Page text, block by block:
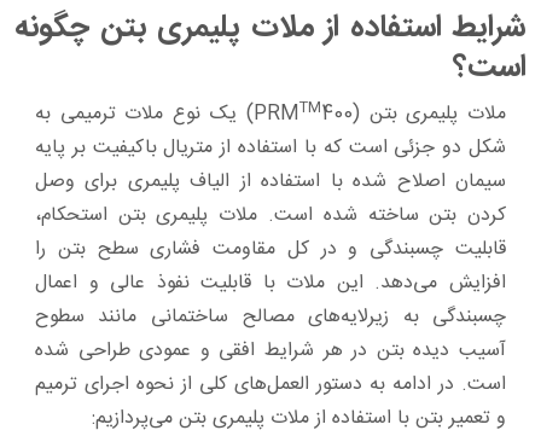
شرایط استفاده از ملات پلیمری بتن چگونه
است؟
ملات پلیمری بتن (PRM TM
400) یک نوع ملات ترمیمی به
شکل دو جزئی است که با استفاده از متریال باکیفیت بر پایه
سیمان اصلاح ‌شده با استفاده از الیاف پلیمری برای وصل
کردن بتن ساخته شده‌ است. ملات پلیمری بتن استحکام،
قابلیت چسبندگی و در کل مقاومت فشاری سطح بتن را
افزایش می‌دهد. این ملات با قابلیت نفوذ عالی و اعمال
چسبندگی به زیرلایه‌های مصالح ساختمانی مانند سطوح
آسیب‌ دیده بتن در هر شرایط افقی و عمودی طراحی شده
‌است. در ادامه به دستور العمل‌های کلی از نحوه اجرای ترمیم
و تعمیر بتن با استفاده از ملات پلیمری بتن می‌پردازیم: